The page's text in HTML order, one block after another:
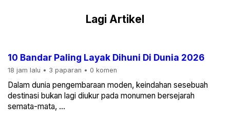
Lagi Artikel
10 Bandar Paling Layak Dihuni Di Dunia 2026
18 jam lalu • 3 paparan • 0 komen
Dalam dunia pengembaraan moden, keindahan sesebuah
destinasi bukan lagi diukur pada monumen bersejarah
semata-mata, ...